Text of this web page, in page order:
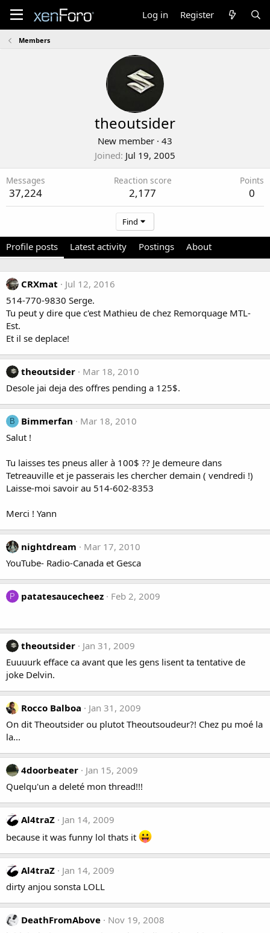
Log in Register
Members
theoutsider
New member · 43
Joined Jul 19, 2005
Messages
37,224
Reaction score
2,177
Points
0
Find
Profile posts Latest activity Postings About
CRXmat
Jul 12, 2016
514-770-9830 Serge.
Tu peut y dire que c'est Mathieu de chez Remorquage MTL-
Est.
Et il se deplace!
theoutsider
Mar 18, 2010
Desole jai deja des offres pending a 125$.
B Bimmerfan
Mar 18, 2010
Salut !
Tu laisses tes pneus aller à 100$ ?? Je demeure dans
Tetreauville et je passerais les chercher demain ( vendredi !)
Laisse-moi savoir au 514-602-8353
Merci ! Yann
nightdream
Mar 17, 2010
YouTube- Radio-Canada et Gesca
P patatesaucecheez Feb 2, 2009
theoutsider
Jan 31, 2009
Euuuurk efface ca avant que les gens lisent ta tentative de
joke Delvin.
Rocco Balboa
Jan 31, 2009
On dit Theoutsider ou plutot Theoutsoudeur?! Chez pu moé la
la...
4doorbeater
Jan 15, 2009
Quelqu'un a deleté mon thread!!!
Al4traZ
Jan 14, 2009
because it was funny lol thats it
Al4traZ
Jan 14, 2009
dirty anjou sonsta LOLL
DeathFromAbove
Nov 19, 2008